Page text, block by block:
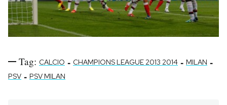
Tag: CALCIO - CHAMPIONS LEAGUE 2013 2014 - MILAN -
PSV - PSV MILAN